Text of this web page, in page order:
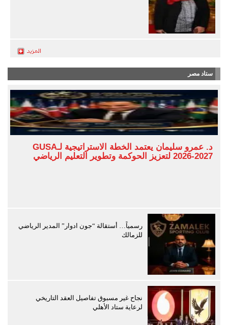
ستاد مصر
د. عمرو سليمان يعتمد الخطة الاستراتيجية لـGUSA
2026-2027 لتعزيز الحوكمة وتطوير التعليم الرياضي
رسمياً… أستقالة “جون ادوار” المدير الرياضي
للزمالك
نجاح غير مسبوق تفاصيل العقد التاريخي
لرعاية ستاد الأهلي